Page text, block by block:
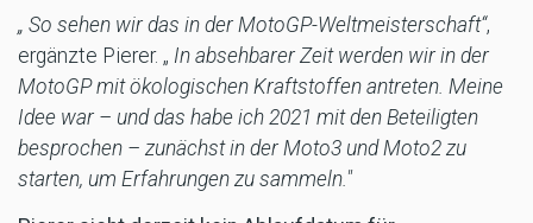
„ So sehen wir das in der MotoGP-Weltmeisterschaft“,
ergänzte Pierer. „ In absehbarer Zeit werden wir in der
MotoGP mit ökologischen Kraftstoffen antreten. Meine
Idee war – und das habe ich 2021 mit den Beteiligten
besprochen – zunächst in der Moto3 und Moto2 zu
starten, um Erfahrungen zu sammeln."